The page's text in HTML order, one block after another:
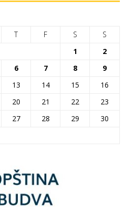
T F S
S
1
2
6 7 8
9
13 14 15
16
20 21 22
23
27 28 29
30